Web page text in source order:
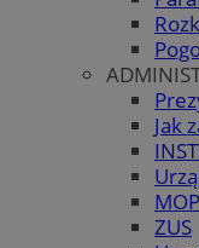
Jak
ZUS